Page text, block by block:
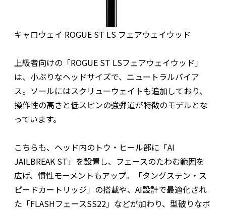
キャロウェイ ROGUE ST LS フェアウェイウッド
上級者向けの「ROGUE ST LSフェアウェイウッド」
は、小ぶりなヘッドサイズで、ニュートラルバイア
ス。ソールにはスクリューウェイトも追加しており、
操作性の高さと低スピンの強弾道が特徴のモデルとな
っています。
こちらも、ヘッド内のトウ・ヒール部に「AI
JAILBREAK ST」を設置し、フェースのたわむ範囲を
広げ、慣性モーメントもアップ。「タングステン・ス
ピードカートリッジ」の搭載や、AI設計で最適化され
た「FLASHフェースSS22」などが加わり、型破りなボ